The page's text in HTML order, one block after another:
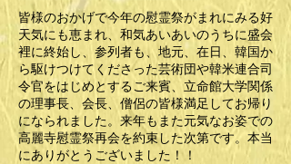
皆様のおかげで今年の慰霊祭がまれにみる好
天気にも恵まれ、和気あいあいのうちに盛会
裡に終始し、参列者も、地元、在日、韓国か
ら駆けつけてくださった芸術団や韓米連合司
令官をはじめとするご来賓、立命館大学関係
の理事長、会長、僧侶の皆様満足してお帰り
になられました。来年もまた元気なお姿での
高麗寺慰霊祭再会を約束した次第です。本当
にありがとうございました！！